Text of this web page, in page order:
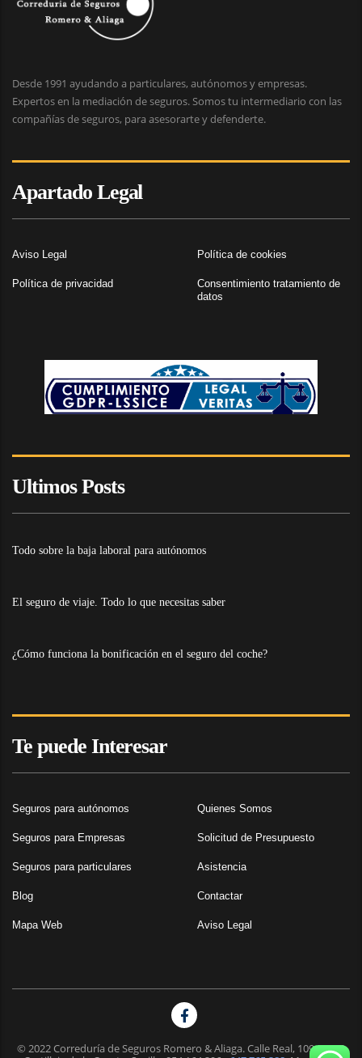
Desde 1991 ayudando a particulares, autónomos y empresas.
Expertos en la mediación de seguros. Somos tu intermediario con las
compañías de seguros, para asesorarte y defenderte.
Apartado Legal
Aviso Legal Política de cookies
Política de privacidad
Consentimiento tratamiento de
datos
Ultimos Posts
Todo sobre la baja laboral para autónomos
El seguro de viaje. Todo lo que necesitas saber
¿Cómo funciona la bonificación en el seguro del coche?
Te puede Interesar
Seguros para autónomos Quienes Somos
Seguros para Empresas Solicitud de Presupuesto
Seguros para particulares Asistencia
Blog Contactar
Mapa Web Aviso Legal
© 2022 Correduría de Seguros Romero & Aliaga. Calle Real, 109 41950